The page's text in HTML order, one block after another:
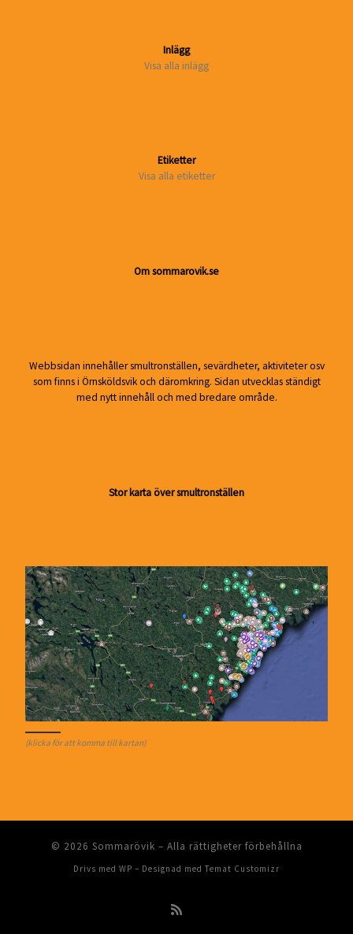
Inlägg
Visa alla inlägg
Etiketter
Visa alla etiketter
Om sommarovik.se
Webbsidan innehåller smultronställen, sevärdheter, aktiviteter osv
som finns i Örnsköldsvik och däromkring. Sidan utvecklas ständigt
med nytt innehåll och med bredare område.
Stor karta över smultronställen
(klicka för att komma till kartan)
© 2026 Sommarövik – Alla rättigheter förbehållna
Drivs med WP – Designad med Temat Customizr